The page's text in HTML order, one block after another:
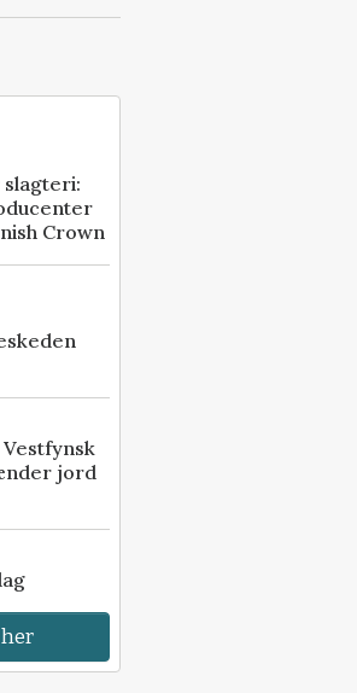
slagteri:
Crown
jord